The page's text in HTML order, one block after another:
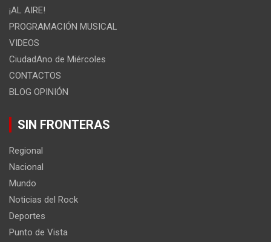
¡AL AIRE!
PROGRAMACIÓN MUSICAL
VIDEOS
CiudadAno de Miércoles
CONTACTOS
BLOG OPINIÓN
SIN FRONTERAS
Regional
Nacional
Mundo
Noticias del Rock
Deportes
Punto de Vista